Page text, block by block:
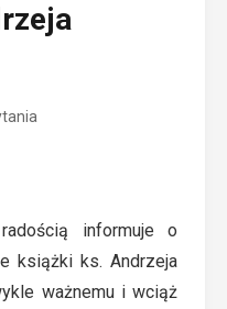
informuje o
książki ks. Andrzeja
ważnemu i wciąż